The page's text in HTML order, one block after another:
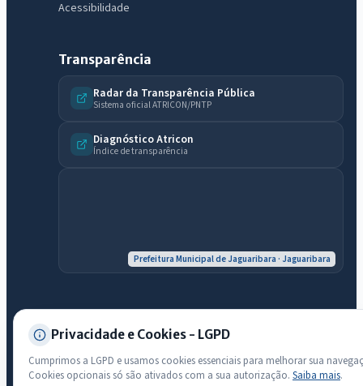
Acessibilidade
Transparência
Radar da Transparência Pública
Sistema oficial ATRICON/PNTP
Diagnóstico Atricon
Índice de transparência
Prefeitura Municipal de Jaguaribara · Jaguaribara
© 2026 Prefeitura Municipal de Jaguaribara · CNPJ 07.442.981/0001-
Desenvolvido com transparência e acessibilidade
Privacidade e Cookies - LGPD
Cumprimos a LGPD e usamos cookies essenciais para melhorar sua
Cookies opcionais só são ativados com a sua autorização. Saiba mais.
Olá. Pergunte sobre serviços, notícias, legislação, Diário Oficial,
licitações, estrutura ou transparência do município.
Licitações abertas Carta de serviços